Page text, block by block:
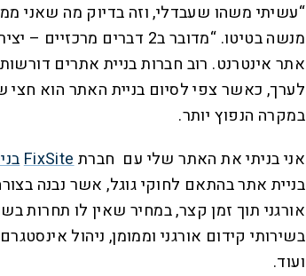
“עשיתי משהו שעבדלי, וזה בדיוק מה שאני
מנשה בטיטו. “מדובר ב2 דברים
לערך, כאשר צפי לסיום בניית האתר הוא
במקרה הנפוץ יותר.
אני בניתי את האתר שלי עם חברתFixSite
בניית אתר בהתאם לחוקי גוגל, אשר נבנה
אורגני תוך זמן קצר, במחיר שאין לו תחרות
בשירותי קידום אורגני וממומן, ניהול
ועוד.